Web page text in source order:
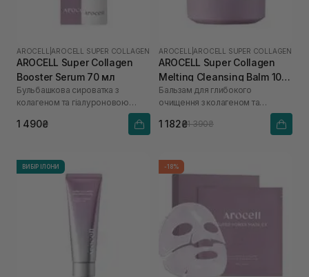
AROCELL AROCELL SUPER COLLAGEN
AROCELL Super Collagen
Booster Serum 70 мл
Бульбашкова сироватка з
колагеном та гіалуроновою
1 490₴
AROCELL AROCELL SUPER COLLAGEN
AROCELL Super Collagen
Melting Cleansing Balm 100
г
Бальзам для глибокого
очищення з колагеном та
1 182₴1 390₴
ВИБІР ІЛОНИ -18%